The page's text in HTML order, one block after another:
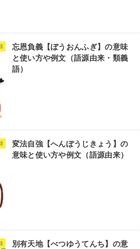
忘恩負義【ぼうおんふぎ】の意味
と使い方や例文（語源由来・類義
語）
変法自強【へんぽうじきょう】の
意味と使い方や例文（語源由来）
別有天地【べつゆうてんち】の意